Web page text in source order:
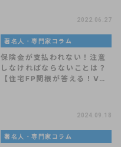
2022.06.27
著名人・専門家コラム
保険金が支払われない！注意
しなければならないことは？
【住宅FP関根が答える！V…
2024.09.18
著名人・専門家コラム